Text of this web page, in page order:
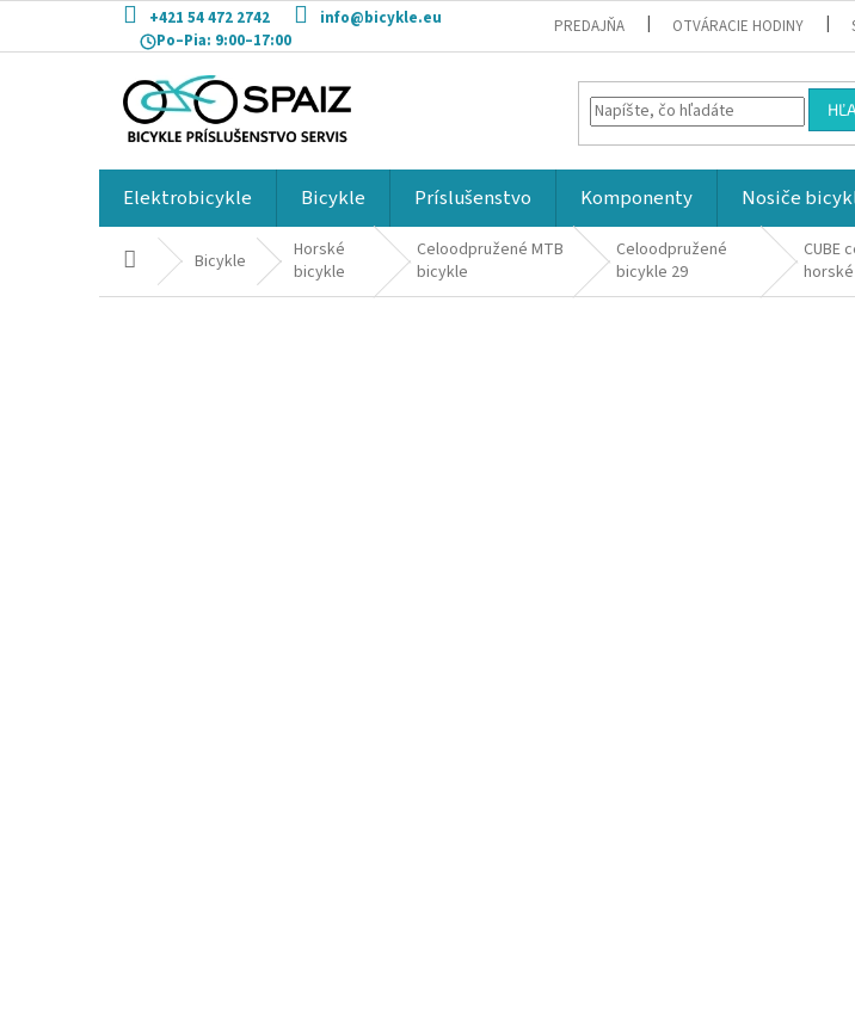
obsah
+421 54 472 2742
info@bicykle.eu
Po–Pia: 9:00–17:00
PREDAJŇA OTVÁRACIE HODINY
Elektrobicykle Bicykle Príslušenstvo Komponenty Nosiče
DomovBicykle
Horské
bicykle
Celoodpružené MTB
bicykle
Celoodpružené
bicykle 29
CUBE